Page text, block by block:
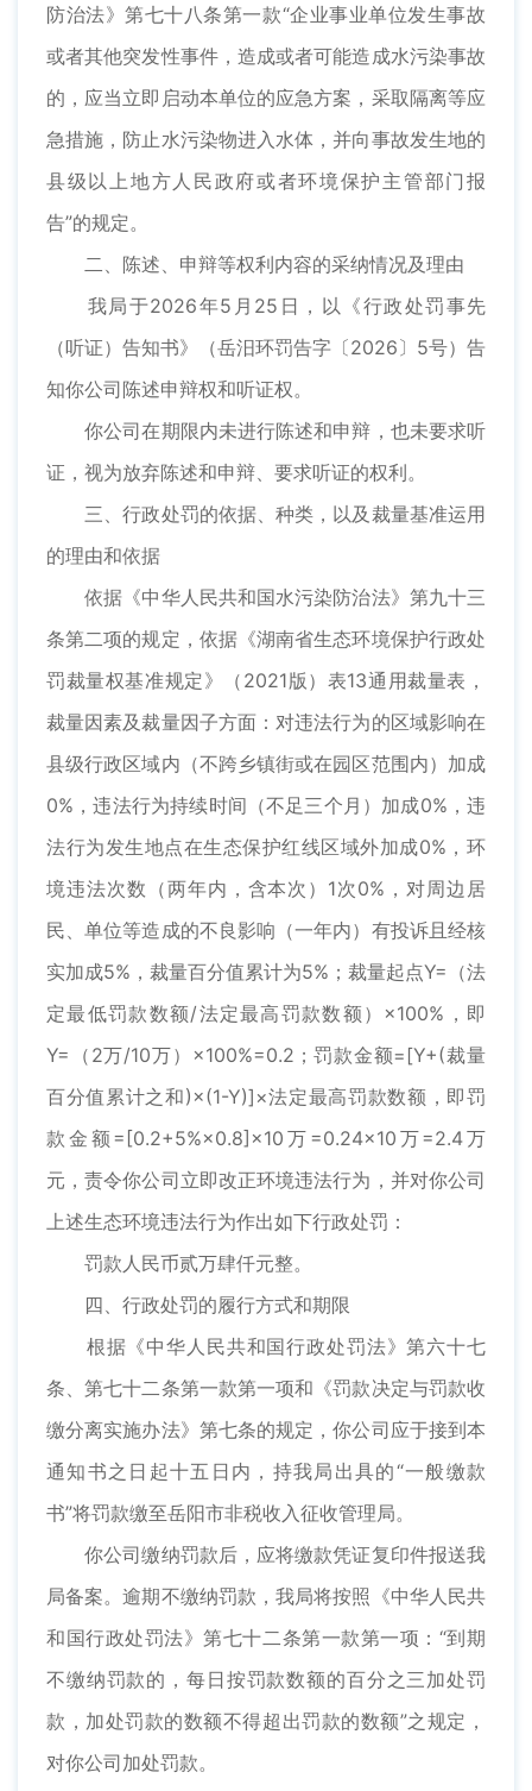
防治法》第七十八条第一款“企业事业单位发生事故
或者其他突发性事件，造成或者可能造成水污染事故
的，应当立即启动本单位的应急方案，采取隔离等应
急措施，防止水污染物进入水体，并向事故发生地的
县级以上地方人民政府或者环境保护主管部门报
告”的规定。
二、陈述、申辩等权利内容的采纳情况及理由
我局于2026年5月25日，以《行政处罚事先
（听证）告知书》（岳汨环罚告字〔2026〕5号）告
知你公司陈述申辩权和听证权。
你公司在期限内未进行陈述和申辩，也未要求听
证，视为放弃陈述和申辩、要求听证的权利。
三、行政处罚的依据、种类，以及裁量基准运用
的理由和依据
依据《中华人民共和国水污染防治法》第九十三
条第二项的规定，依据《湖南省生态环境保护行政处
罚裁量权基准规定》（2021版）表13通用裁量表，
裁量因素及裁量因子方面：对违法行为的区域影响在
县级行政区域内（不跨乡镇街或在园区范围内）加成
0%，违法行为持续时间（不足三个月）加成0%，违
法行为发生地点在生态保护红线区域外加成0%，环
境违法次数（两年内，含本次）1次0%，对周边居
民、单位等造成的不良影响（一年内）有投诉且经核
实加成5%，裁量百分值累计为5%；裁量起点Y=（法
定最低罚款数额/法定最高罚款数额）×100%，即
Y=（2万/10万）×100%=0.2；罚款金额=[Y+(裁量
百分值累计之和)×(1-Y)]×法定最高罚款数额，即罚
款金额=[0.2+5%×0.8]×10万=0.24×10万=2.4万
元，责令你公司立即改正环境违法行为，并对你公司
上述生态环境违法行为作出如下行政处罚：
罚款人民币贰万肆仟元整。
四、行政处罚的履行方式和期限
根据《中华人民共和国行政处罚法》第六十七
条、第七十二条第一款第一项和《罚款决定与罚款收
缴分离实施办法》第七条的规定，你公司应于接到本
通知书之日起十五日内，持我局出具的“一般缴款
书”将罚款缴至岳阳市非税收入征收管理局。
你公司缴纳罚款后，应将缴款凭证复印件报送我
局备案。逾期不缴纳罚款，我局将按照《中华人民共
和国行政处罚法》第七十二条第一款第一项：“到期
不缴纳罚款的，每日按罚款数额的百分之三加处罚
款，加处罚款的数额不得超出罚款的数额”之规定，
对你公司加处罚款。